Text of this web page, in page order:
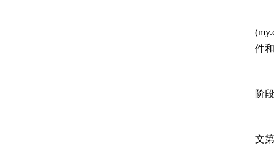
3.
件
4.
阶
5.
文